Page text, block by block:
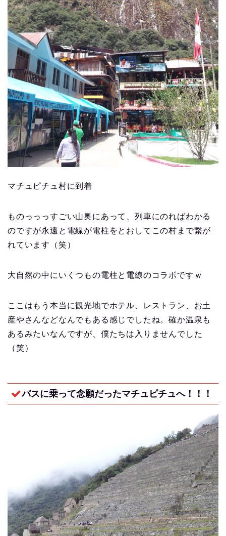
マチュピチュ村に到着
ものっっっすごい山奥にあって、列車にのればわかる
のですが永遠と電線が電柱をとおしてこの村まで繋が
れています（笑）
大自然の中にいくつもの電柱と電線のコラボですｗ
ここはもう本当に観光地でホテル、レストラン、お土
産やさんなどなんでもある感じでしたね。確か温泉も
あるみたいなんですが、僕たちは入りませんでした
（笑）
バスに乗って念願だったマチュピチュへ！！！